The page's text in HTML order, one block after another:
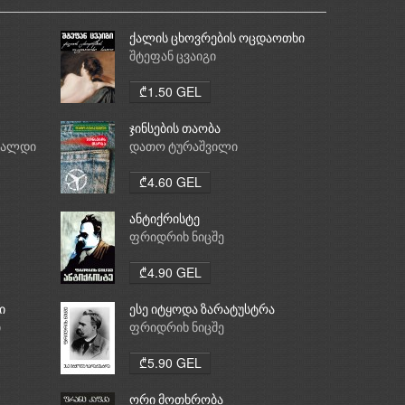
ქალის ცხოვრების ოცდაოთხი
საათი
შტეფან ცვაიგი
₾1.50 GEL
ჯინსების თაობა
დათო ტურაშვილი
₾4.60 GEL
ანტიქრისტე
ფრიდრიხ ნიცშე
₾4.90 GEL
ესე იტყოდა ზარატუსტრა
ფრიდრიხ ნიცშე
₾5.90 GEL
ორი მოთხრობა